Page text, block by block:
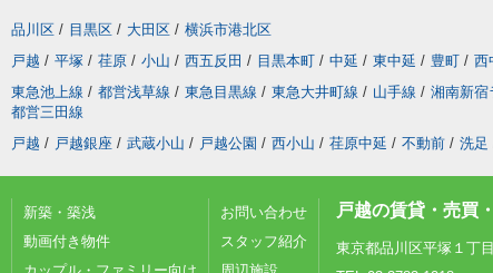
品川区 / 目黒区 / 大田区 / 横浜市港北区
戸越 / 平塚 / 荏原 / 小山 / 西五反田 / 目黒本町 / 中延 / 東中延 / 豊町 / 西
東急池上線 / 都営浅草線 / 東急目黒線 / 東急大井町線 / 山手線 / 湘南新宿
都営三田線
戸越 / 戸越銀座 / 武蔵小山 / 戸越公園 / 西小山 / 荏原中延 / 不動前 / 洗足
新築・築浅
動画付き物件
お問い合わせ
スタッフ紹介
戸越の賃貸・売買
東京都品川区平塚１丁